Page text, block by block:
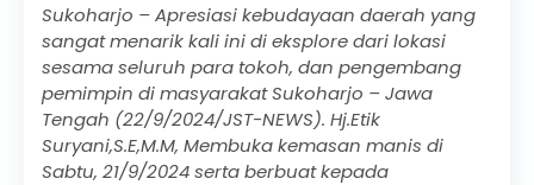
Sukoharjo – Apresiasi kebudayaan daerah yang
sangat menarik kali ini di eksplore dari lokasi
sesama seluruh para tokoh, dan pengembang
pemimpin di masyarakat Sukoharjo – Jawa
Tengah (22/9/2024/JST-NEWS). Hj.Etik
Suryani,S.E,M.M, Membuka kemasan manis di
Sabtu, 21/9/2024 serta berbuat kepada